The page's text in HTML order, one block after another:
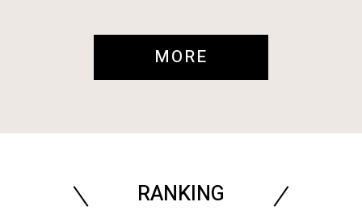
MORE
RANKING